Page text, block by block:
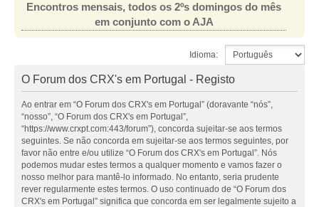
Encontros mensais, todos os 2ºs domingos do mês
em conjunto com o AJA
Idioma:
O Forum dos CRX's em Portugal - Registo
Ao entrar em “O Forum dos CRX's em Portugal” (doravante “nós”,
“nosso”, “O Forum dos CRX's em Portugal”,
“https://www.crxpt.com:443/forum”), concorda sujeitar-se aos termos
seguintes. Se não concorda em sujeitar-se aos termos seguintes, por
favor não entre e/ou utilize “O Forum dos CRX's em Portugal”. Nós
podemos mudar estes termos a qualquer momento e vamos fazer o
nosso melhor para mantê-lo informado. No entanto, seria prudente
rever regularmente estes termos. O uso continuado de “O Forum dos
CRX's em Portugal” significa que concorda em ser legalmente sujeito a